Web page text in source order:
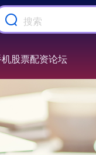
股票配资论坛
上证综指
深证成指 14311.01